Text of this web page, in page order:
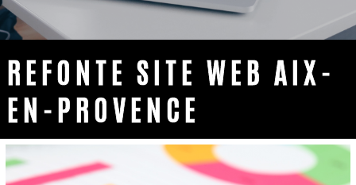
REFONTE SITE WEB AIX-
EN-PROVENCE